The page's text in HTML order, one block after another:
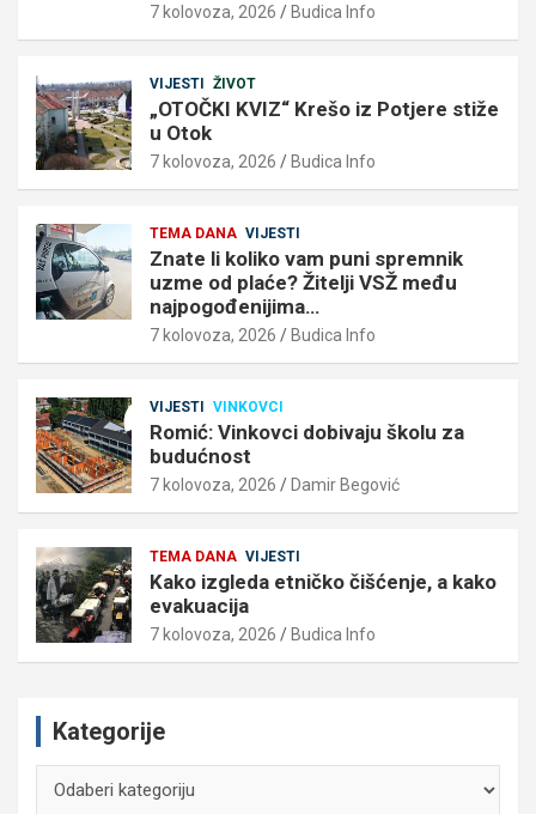
7 kolovoza, 2026 Budica Info
VIJESTI ŽIVOT
„OTOČKI KVIZ“ Krešo iz Potjere stiže
u Otok
7 kolovoza, 2026 Budica Info
TEMA DANA VIJESTI
Znate li koliko vam puni spremnik
uzme od plaće? Žitelji VSŽ među
najpogođenijima…
7 kolovoza, 2026 Budica Info
VIJESTI VINKOVCI
Romić: Vinkovci dobivaju školu za
budućnost
7 kolovoza, 2026 Damir Begović
TEMA DANA VIJESTI
Kako izgleda etničko čišćenje, a kako
evakuacija
7 kolovoza, 2026 Budica Info
Kategorije